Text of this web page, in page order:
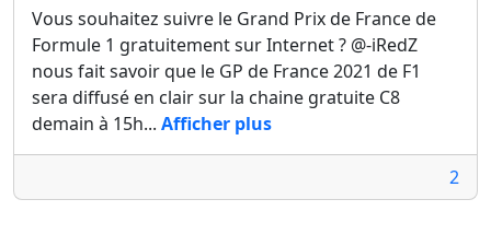
Vous souhaitez suivre le Grand Prix de France de
Formule 1 gratuitement sur Internet ? @-iRedZ
nous fait savoir que le GP de France 2021 de F1
sera diffusé en clair sur la chaine gratuite C8
demain à 15h... Afficher plus
2